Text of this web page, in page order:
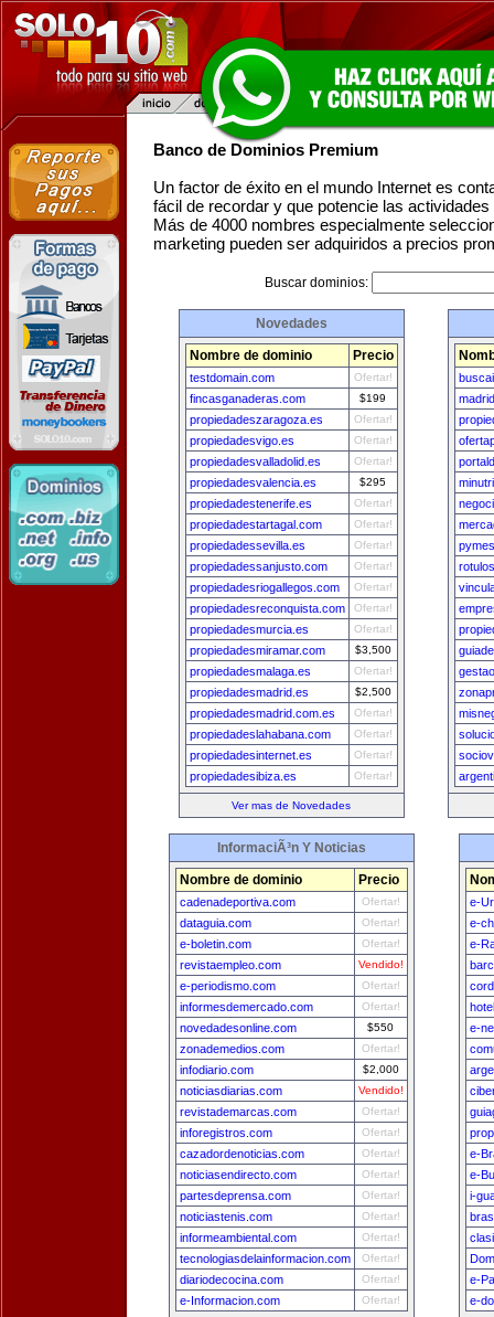
Banco de Dominios Premium
Un factor de éxito en el mundo Internet es
fácil de recordar y que potencie las
Más de 4000 nombres especialmente
marketing pueden ser adquiridos a precios
Buscar dominios:
Novedades
Nombre de dominio Precio
testdomain.com Ofertar!
fincasganaderas.com $199
propiedadeszaragoza.es Ofertar!
propiedadesvigo.es Ofertar!
propiedadesvalladolid.es Ofertar!
propiedadesvalencia.es $295
propiedadestenerife.es Ofertar!
propiedadestartagal.com Ofertar!
propiedadessevilla.es Ofertar!
propiedadessanjusto.com Ofertar!
propiedadesriogallegos.com Ofertar!
propiedadesreconquista.com Ofertar!
propiedadesmurcia.es Ofertar!
propiedadesmiramar.com $3,500
propiedadesmalaga.es Ofertar!
propiedadesmadrid.es $2,500
propiedadesmadrid.com.es Ofertar!
propiedadeslahabana.com Ofertar!
propiedadesinternet.es Ofertar!
propiedadesibiza.es Ofertar!
Ver mas de Novedades
InformaciÃ³n Y Noticias
Nombre de dominio Precio
cadenadeportiva.com Ofertar!
dataguia.com Ofertar!
e-boletin.com Ofertar!
revistaempleo.com Vendido!
e-periodismo.com Ofertar!
informesdemercado.com Ofertar!
novedadesonline.com $550
zonademedios.com Ofertar!
infodiario.com $2,000
noticiasdiarias.com Vendido!
revistademarcas.com Ofertar!
inforegistros.com Ofertar!
cazadordenoticias.com Ofertar!
noticiasendirecto.com Ofertar!
partesdeprensa.com Ofertar!
noticiastenis.com Ofertar!
informeambiental.com Ofertar!
tecnologiasdelainformacion.com Ofertar!
diariodecocina.com Ofertar!
e-Informacion.com Ofertar!
e-
e-
e-
e-
e-
e-
i-
e-
e-